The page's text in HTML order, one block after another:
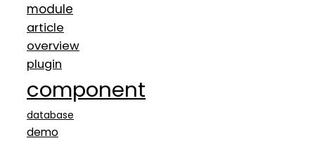
module
article
overview
plugin
component
database
demo